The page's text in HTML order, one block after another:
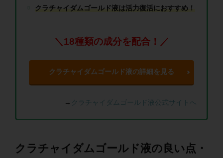
クラチャイダムゴールド液は活力復活におすすめ！
＼18種類の成分を配合！／
クラチャイダムゴールド液の詳細を見る
→ クラチャイダムゴールド液公式サイトへ
クラチャイダムゴールド液の良い点・